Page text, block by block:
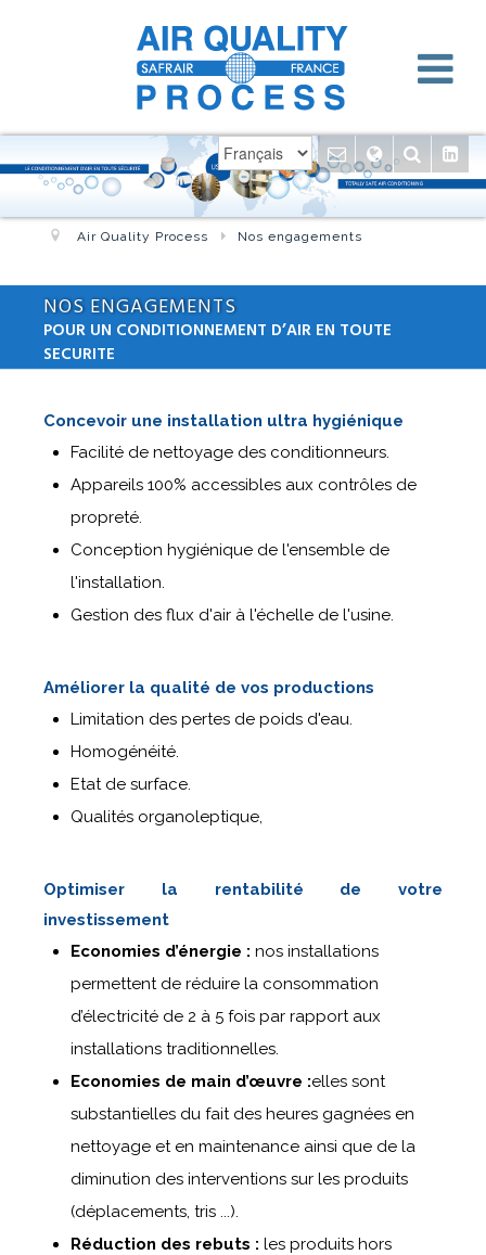
Air Quality Process Nos engagements
NOS ENGAGEMENTS
POUR UN CONDITIONNEMENT D’AIR EN TOUTE
SECURITE
Concevoir une installation ultra hygiénique
Facilité de nettoyage des conditionneurs.
Appareils 100% accessibles aux contrôles de
propreté.
Conception hygiénique de l'ensemble de
l'installation.
Gestion des flux d'air à l'échelle de l'usine.
Améliorer la qualité de vos productions
Limitation des pertes de poids d'eau.
Homogénéité.
Etat de surface.
Qualités organoleptique,
Optimiser la rentabilité de votre
investissement
Economies d’énergie : nos installations
permettent de réduire la consommation
d’électricité de 2 à 5 fois par rapport aux
installations traditionnelles.
Economies de main d’œuvre :elles sont
substantielles du fait des heures gagnées en
nettoyage et en maintenance ainsi que de la
diminution des interventions sur les produits
(déplacements, tris ...).
Réduction des rebuts : les produits hors